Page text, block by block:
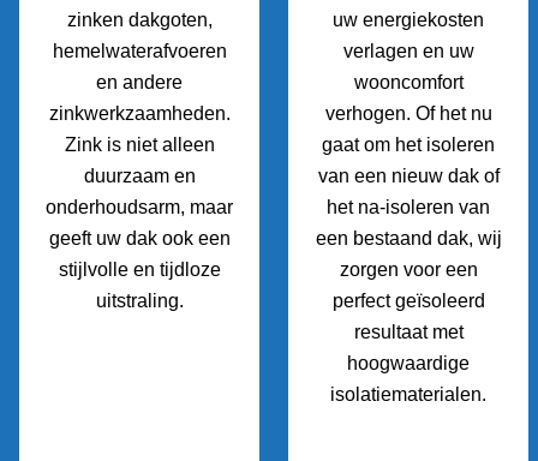
zinken dakgoten,
hemelwaterafvoeren
en andere
zinkwerkzaamheden.
Zink is niet alleen
duurzaam en
onderhoudsarm, maar
geeft uw dak ook een
stijlvolle en tijdloze
uitstraling.
uw energiekosten
verlagen en uw
wooncomfort
verhogen. Of het nu
gaat om het isoleren
van een nieuw dak of
het na-isoleren van
een bestaand dak, wij
zorgen voor een
perfect geïsoleerd
resultaat met
hoogwaardige
isolatiematerialen.